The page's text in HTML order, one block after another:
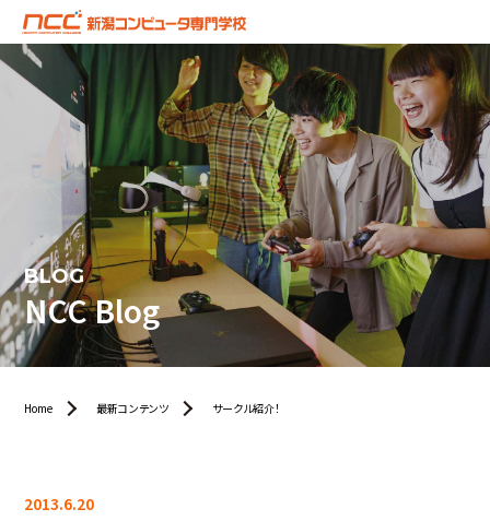
BLOG
NCC Blog
Home 最新コンテンツ サークル紹介！
2013.6.20